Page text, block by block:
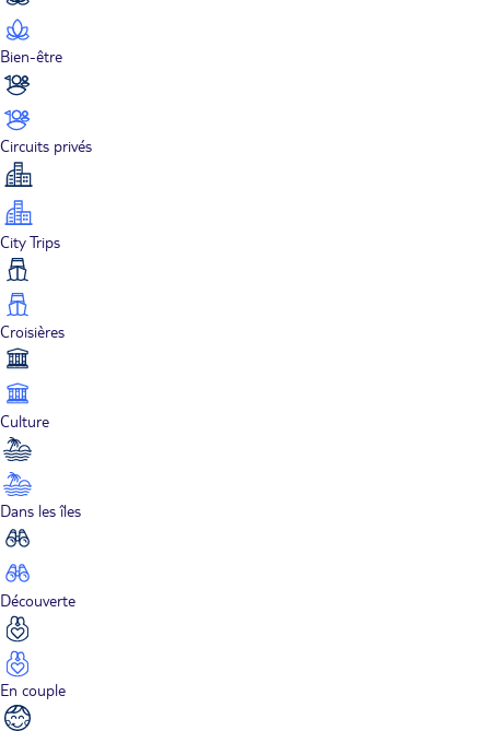
Bien-être
Circuits privés
City Trips
Croisières
Culture
Dans les îles
Découverte
En couple